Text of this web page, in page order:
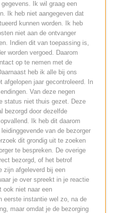
Ik wil graag een
Ik heb niet aangegeven dat
kunnen worden. Ik heb
niet aan de ontvanger
Indien dit van toepassing is,
worden vergoed. Daarom
op te nemen met de
heb ik alle bij ons
afgelopen jaar gecontroleerd. In
Van deze negen
status niet thuis gezet. Deze
bezorgd door dezelfde
Ik heb dit daarom
van de bezorger
dit grondig uit te zoeken
te bespreken. De overige
bezorgd, of het betrof
zijn afgeleverd bij een
je over spreekt in je reactie
ook niet naar een
eerste instantie wel zo, na de
maar omdat je de bezorging